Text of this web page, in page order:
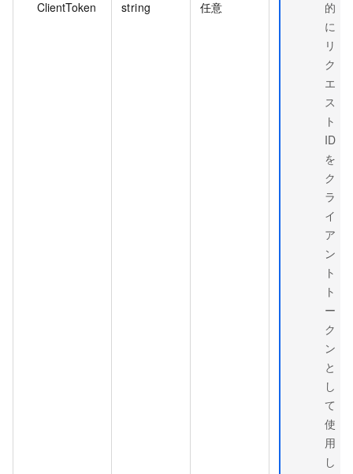
ClientToken string 任意
的
に
リ
ク
エ
ス
ト
ID
を
ク
ラ
イ
ア
ン
ト
ト
ー
ク
ン
と
し
て
使
用
し